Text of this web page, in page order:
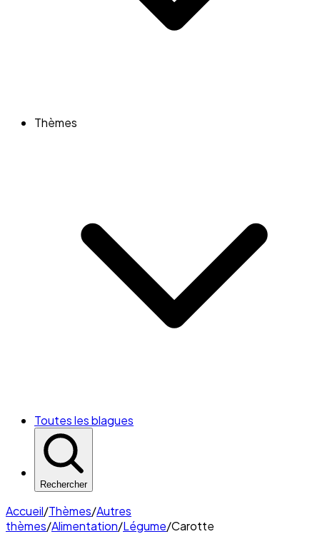
Thèmes
Toutes les blagues
Rechercher
Accueil/Thèmes/Autres
thèmes/Alimentation/Légume/Carotte